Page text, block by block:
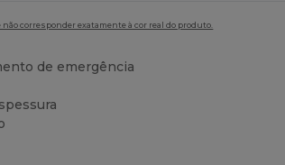
não corresponder exatamente à cor real do produto.
de emergência